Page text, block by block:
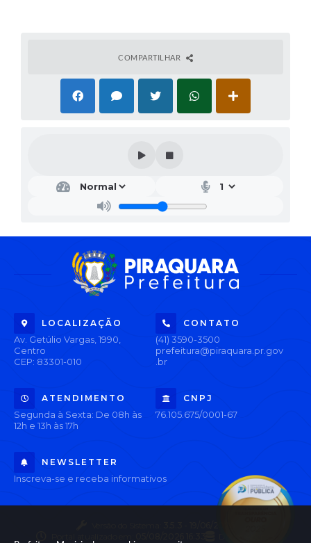
COMPARTILHAR
LOCALIZAÇÃO
Av. Getúlio Vargas, 1990,
Centro
CEP: 83301-010
CONTATO
(41) 3590-3500
prefeitura@piraquara.pr.gov
.br
ATENDIMENTO
Segunda à Sexta: De 08h às
12h e 13h às 17h
CNPJ
76.105.675/0001-67
NEWSLETTER
Inscreva-se e receba informativos